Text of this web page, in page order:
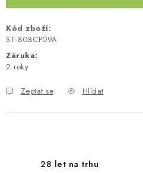
Kód zboží:
ST-808CP09A
Záruka:
2 roky
Zeptat se Hlídat
28 let na trhu